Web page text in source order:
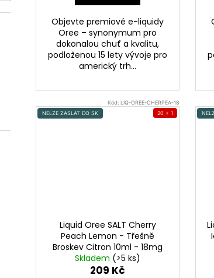
Objevte premiové e-liquidy
Oree – synonymum pro
dokonalou chuť a kvalitu,
podloženou 15 lety vývoje pro
americký trh...
Kód:LIQ-OREE-CHERPEA-18
NELZE ZASLAT DO SK
20 + 1
Liquid Oree SALT Cherry
Peach Lemon - Třešně
Broskev Citron 10ml - 18mg
Skladem (>5 ks)
209 Kč